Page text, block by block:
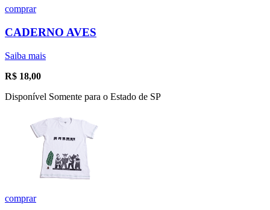
comprar
CADERNO AVES
Saiba mais
R$ 18,00
Disponível Somente para o Estado de SP
comprar